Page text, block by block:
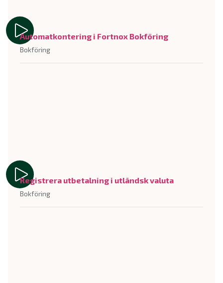
Automatkontering i Fortnox Bokföring
Bokföring
Registrera utbetalning i utländsk valuta
Bokföring